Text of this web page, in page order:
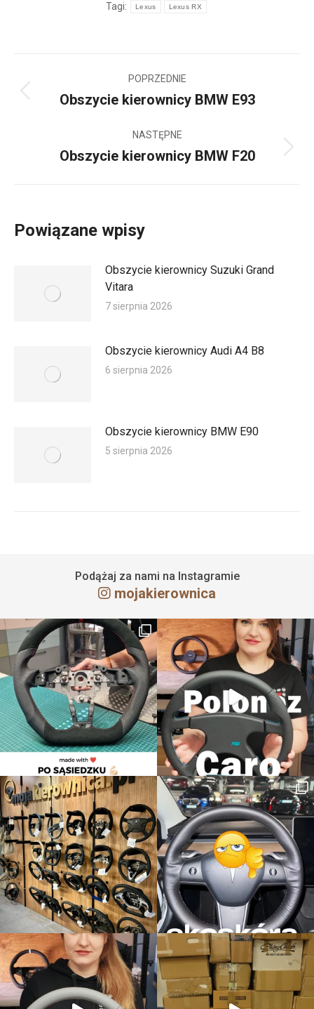
Tagi:
Lexus Lexus RX
wpisów
POPRZEDNIE
Poprzedni
Obszycie kierownicy BMW E93
NASTĘPNE
Następny
Obszycie kierownicy BMW F20
Powiązane wpisy
Obszycie kierownicy Suzuki Grand
Vitara
7 sierpnia 2026
Obszycie kierownicy Audi A4 B8
6 sierpnia 2026
Obszycie kierownicy BMW E90
5 sierpnia 2026
Podążaj za nami na Instagramie
mojakierownica